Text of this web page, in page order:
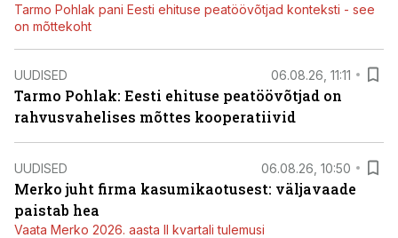
Tarmo Pohlak pani Eesti ehituse peatöövõtjad konteksti - see
on mõttekoht
UUDISED 06.08.26, 11:11
Tarmo Pohlak: Eesti ehituse peatöövõtjad on
rahvusvahelises mõttes kooperatiivid
UUDISED 06.08.26, 10:50
Merko juht firma kasumikaotusest: väljavaade
paistab hea
Vaata Merko 2026. aasta II kvartali tulemusi